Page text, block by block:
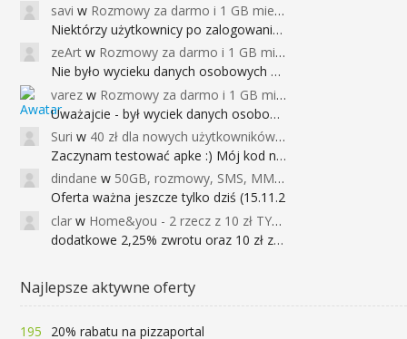
savi w Rozmowy za darmo i 1 GB miesięcznie
Niektórzy użytkownicy po zalogowaniu do
zeArt w Rozmowy za darmo i 1 GB miesięcznie
Nie było wycieku danych osobowych a nieo
varez w Rozmowy za darmo i 1 GB miesięcznie
Uważajcie - był wyciek danych osobowych
Suri w 40 zł dla nowych użytkowników Google Pay (dawniej Android Pay)
Zaczynam testować apke :) Mój kod na 40
dindane w 50GB, rozmowy, SMS, MMS bez limitu przez 6 miesięcy za darmo za przeniesienie numeru do Play NEXT
Oferta ważna jeszcze tylko dziś (15.11.2
clar w Home&you - 2 rzecz z 10 zł TYLKO DZISIAJ
dodatkowe 2,25% zwrotu oraz 10 zł za r
Najlepsze aktywne oferty
195 20% rabatu na pizzaportal